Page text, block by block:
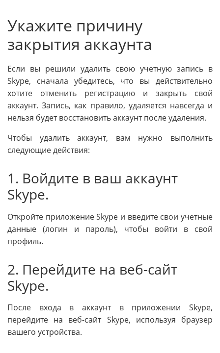
Укажите причину
закрытия аккаунта
Если вы решили удалить свою учетную запись в
Skype, сначала убедитесь, что вы действительно
хотите отменить регистрацию и закрыть свой
аккаунт. Запись, как правило, удаляется навсегда и
нельзя будет восстановить аккаунт после удаления.
Чтобы удалить аккаунт, вам нужно выполнить
следующие действия:
1. Войдите в ваш аккаунт
Skype.
Откройте приложение Skype и введите свои учетные
данные (логин и пароль), чтобы войти в свой
профиль.
2. Перейдите на веб-сайт
Skype.
После входа в аккаунт в приложении Skype,
перейдите на веб-сайт Skype, используя браузер
вашего устройства.